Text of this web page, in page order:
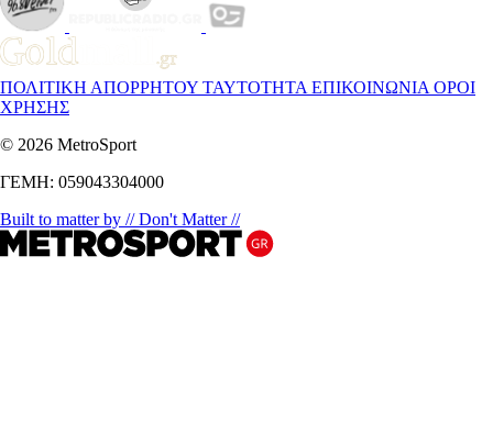
ΠΟΛΙΤΙΚΗ ΑΠΟΡΡΗΤΟΥ ΤΑΥΤΟΤΗΤΑ ΕΠΙΚΟΙΝΩΝΙΑ ΟΡΟΙ
ΧΡΗΣΗΣ
© 2026 MetroSport
ΓΕΜΗ: 059043304000
Built to matter by // Don't Matter //